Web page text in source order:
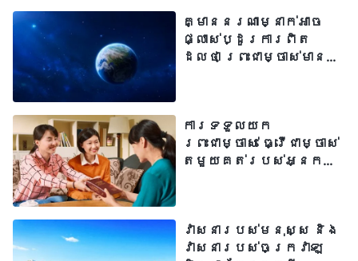
ពេញដោយសេចក្តីអំណរ ហើយក៏មានមនុស្សជា
ច្រើនមានពេញដោយទឹកភ្នែក និងការអស់
សង្ឃឹមដែរ...។ នៅក្នុងជីវិតអាពាហ៍ពិពាហ៍ជា
ច្រើនប្រភេទរាប់មិនអស់ទាំងនេះ មនុស្សបើក
បង្ហាញពីចិត្តស្វាមីភក្ដិ និងការប្ដេជ្ញា
ចិត្តដ៏យូរអង្វែងចំពោះអាពាហ៍ពិពាហ៍ ហើយពួក
គេក៏បើកសម្ដែងពីសេចក្តីស្រឡាញ់ ការផ្សារ
ភ្ជាប់ និងភាពមិនអាចដាច់ចេញពីគ្នា ឬ
ភាពអត់ធ្មត់ និងភាពមិនអាចយល់បាន
គ្មាននរណាម្នាក់អាច
ផ្លាស់ប្ដូរការពិត
ដែលថា ព្រះជាម្ចាស់មាន
ការទទួលយក
ព្រះជាម្ចាស់ ធ្វើជាម្ចាស់
តែមួយគត់របស់អ្នក
វាសនារបស់មនុស្ស និង
វាសនារបស់ចក្រវាឡ